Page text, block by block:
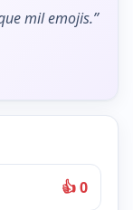
mil emojis.”
👍 0